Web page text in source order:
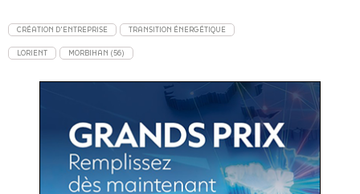
CRÉATION D'ENTREPRISE TRANSITION ÉNERGÉTIQUE
LORIENT MORBIHAN (56)